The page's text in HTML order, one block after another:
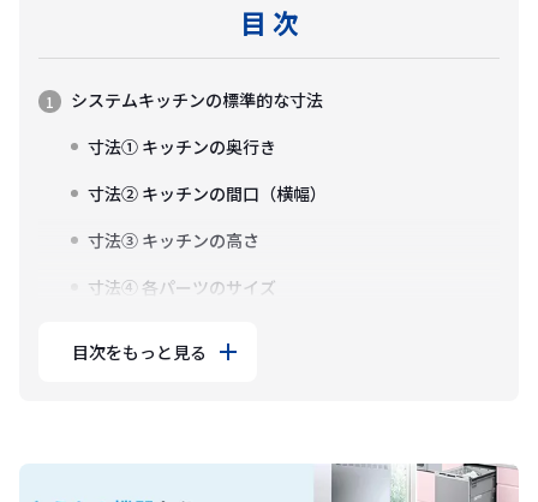
目 次
システムキッチンの標準的な寸法
寸法① キッチンの奥行き
寸法② キッチンの間口（横幅）
寸法③ キッチンの高さ
寸法④ 各パーツのサイズ
目次をもっと見る